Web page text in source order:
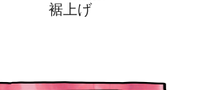
裾上げ